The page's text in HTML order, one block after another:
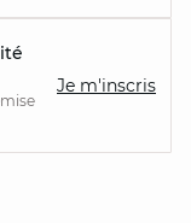
Je m'inscris